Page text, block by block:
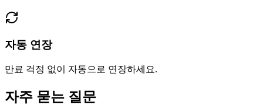
자동 연장
만료 걱정 없이 자동으로 연장하세요.
자주 묻는 질문